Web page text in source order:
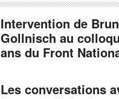
Intervention de
Gollnisch au
ans du Front
Les conversations